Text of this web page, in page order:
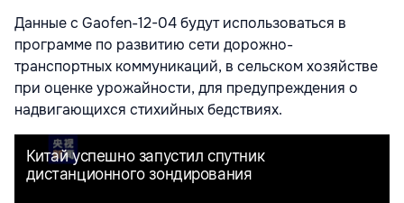
Данные с Gaofen-12-04 будут использоваться в
программе по развитию сети дорожно-
транспортных коммуникаций, в сельском хозяйстве
при оценке урожайности, для предупреждения о
надвигающихся стихийных бедствиях.